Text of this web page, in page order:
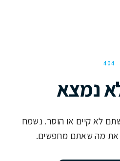
404
נמצא
לא קיים או הוסר. נשמח
את מה שאתם מחפשים.